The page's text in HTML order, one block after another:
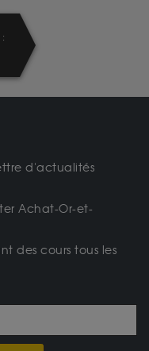
d'actualités
Achat-Or-et-
des cours tous les